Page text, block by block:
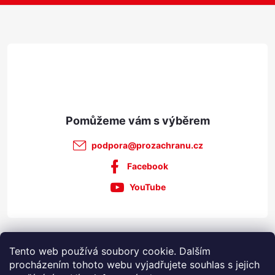
Tento web používá soubory cookie. Dalším
procházením tohoto webu vyjadřujete souhlas s jejich
podpora@prozachranu.cz
Facebook
YouTube